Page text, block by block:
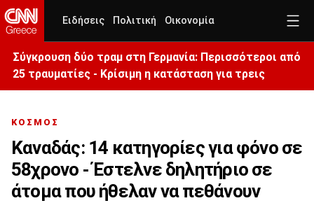
Ειδήσεις Πολιτική Οικονομία
Σύγκρουση δύο τραμ στη Γερμανία: Περισσότεροι από
25 τραυματίες - Κρίσιμη η κατάσταση για τρεις
ΚΟΣΜΟΣ
Καναδάς: 14 κατηγορίες για φόνο σε
58χρονο - Έστελνε δηλητήριο σε
άτομα που ήθελαν να πεθάνουν